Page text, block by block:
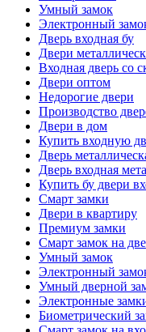
Умный замок
Электронный
Дверь входная бу
Двери
Входная дверь со
Двери оптом
Недорогие двери
Производство
Двери в дом
Купить входную
Дверь
Дверь входная
Купить бу двери
Смарт замки
Двери в квартиру
Премиум замки
Смарт замок на
Умный замок
Электронный
Умный дверной
Электронные
Биометрический